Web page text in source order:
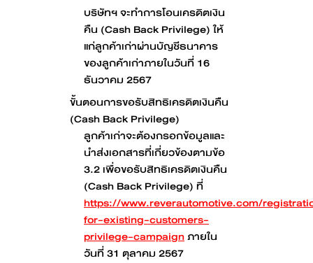
บริษัทฯ จะทำการโอนเครดิตเงิน
คืน (Cash Back Privilege) ให้
แก่ลูกค้าเก่าผ่านบัญชีธนาคาร
ของลูกค้าเก่าภายในวันที่ 16
ธันวาคม 2567
ขั้นตอนการขอรับสิทธิเครดิตเงินคืน
(Cash Back Privilege)
ลูกค้าเก่าจะต้องกรอกข้อมูลและ
นำส่งเอกสารที่เกี่ยวข้องตามข้อ
3.2 เพื่อขอรับสิทธิเครดิตเงินคืน
(Cash Back Privilege) ที่
https://www.reverautomotive.com/
for-existing-customers-
privilege-campaignภายใน
วันที่ 31 ตุลาคม 2567